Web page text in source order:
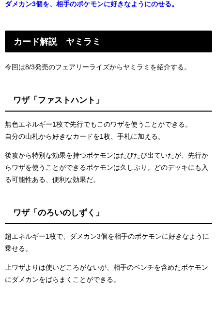
ダメカン3個を、相手のポケモンに好きなようにのせる。
カード解説 ヤミラミ
今回は8/3発売のフェアリーライズからヤミラミを紹介する。
ワザ「ファストハント」
無色エネルギー1枚で先行でもこのワザを使うことができる。
自分の山札から好きなカードを1枚、手札に加える。
後攻から特別な効果を持つポケモンはたびたび出ていたが、先行か
らワザを使うことができるポケモンは久しぶり。どのデッキにも入
る可能性ある、便利な効果だ。
ワザ「のろいのしずく」
超エネルギー1枚で、ダメカン3個を相手のポケモンに好きなように
乗せる。
上ワザよりは使いどころがないが、相手のベンチを含めたポケモン
にダメカンをばらまくことができる。